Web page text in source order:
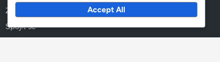
Zásady ochrany údajů
Spojit se
Accept All